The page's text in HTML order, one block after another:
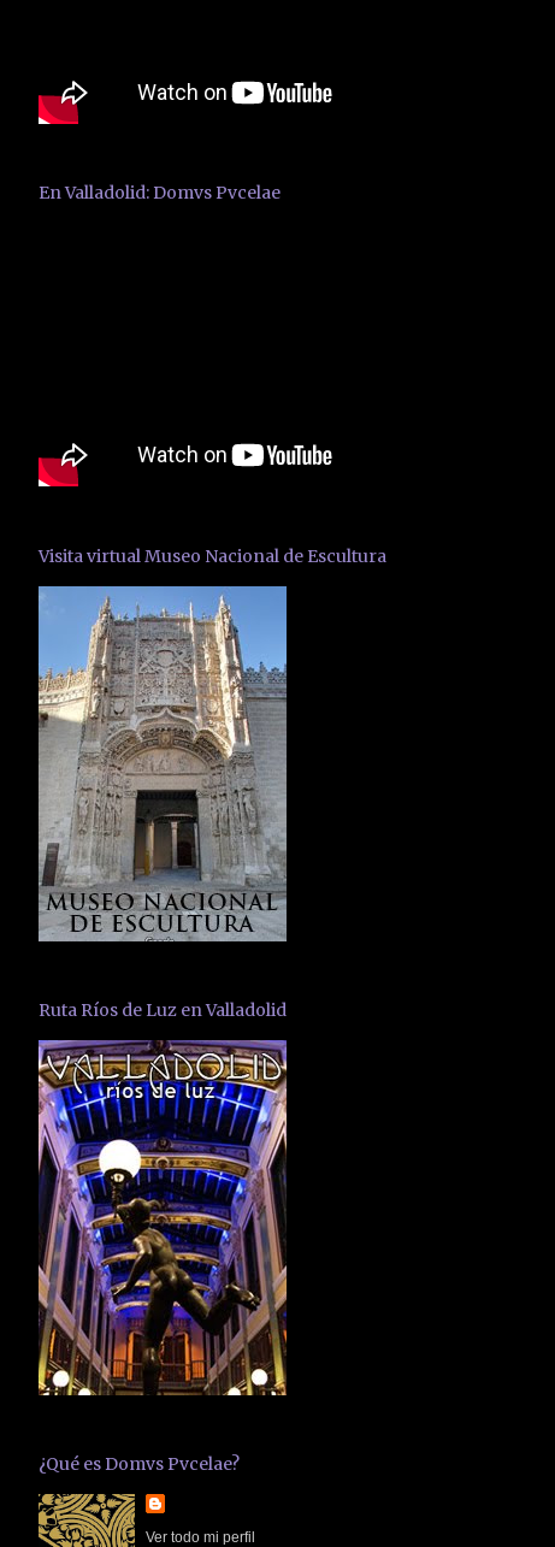
En Valladolid: Domvs Pvcelae
Visita virtual Museo Nacional de Escultura
Ruta Ríos de Luz en Valladolid
¿Qué es Domvs Pvcelae?
Ver todo mi perfil